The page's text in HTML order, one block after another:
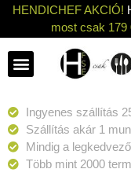
HENDICHEF AKCIÓ!
most csak 179
Ingyenes szállítás
Szállítás akár 1
Mindig a
Több mint 2000